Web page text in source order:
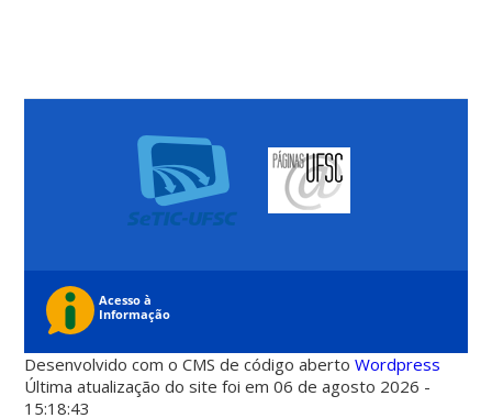
Desenvolvido com o CMS de código abertoWordpress
Última atualização do site foi em 06 de agosto 2026 -
15:18:43